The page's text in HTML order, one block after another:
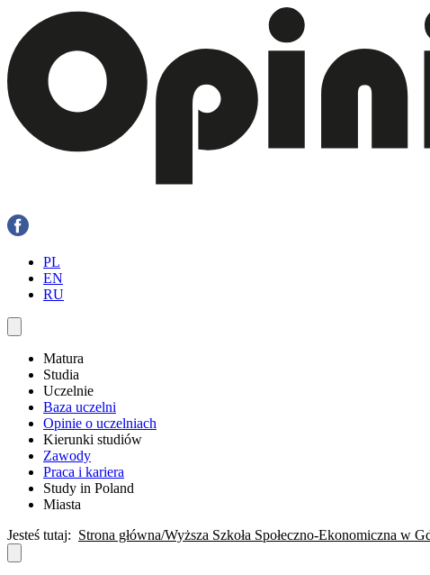
PL
EN
RU
Matura
Studia
Uczelnie
Baza uczelni
Opinie o uczelniach
Kierunki studiów
Zawody
Praca i kariera
Study in Poland
Miasta
Jesteś tutaj: Strona główna Wyższa Szkoła Społeczno-Ekonomiczna w